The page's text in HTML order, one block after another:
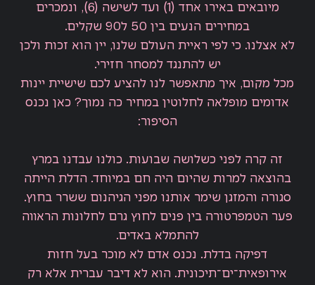
מיובאים באירו אחד (1) ועד לשישה (6), ונמכרים
במחירים הנעים בין 50 ל90 שקלים.
לא אצלנו. כי לפי ראיית העולם שלנו, יין הוא זכות ולכן
יש להתנגד למסחר חזירי.
מכל מקום, איך מתאפשר לנו להציע לכם שישיית יינות
אדומים מופלאה לחלוטין במחיר כה נמוך? כאן נכנס
הסיפור:
זה קרה לפני כשלושה שבועות. כולנו עבדנו במרץ
בהוצאה למרות שהיום היה חם במיוחד. הדלת הייתה
סגורה והמזגן שימר אותנו מפני הגיהנום ששרר בחוץ.
פער הטמפרטורה בין פנים לחוץ גרם לחלונות הראווה
להתמלא באדים.
דפיקה בדלת. נכנס אדם לא מוכר בעל חזות
אירופאית־ים־תיכונית. הוא לא דיבר עברית אלא רק